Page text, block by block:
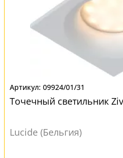
09924/01/31
Точечный светильник
Lucide (Бельгия)